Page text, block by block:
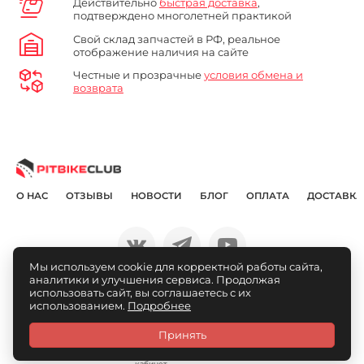
Действительно быстрая доставка,
подтверждено многолетней практикой
Свой склад запчастей в РФ, реальное
отображение наличия на сайте
Честные и прозрачныеусловия обмена и
возврата
О НАС ОТЗЫВЫ НОВОСТИ БЛОГ ОПЛАТА ДОСТАВКА
© Pitbikeclub.ru 2012-2026
Мы используем cookie для корректной работы сайта,
аналитики и улучшения сервиса. Продолжая
использовать сайт, вы соглашаетесь с их
использованием. Подробнее
Принять